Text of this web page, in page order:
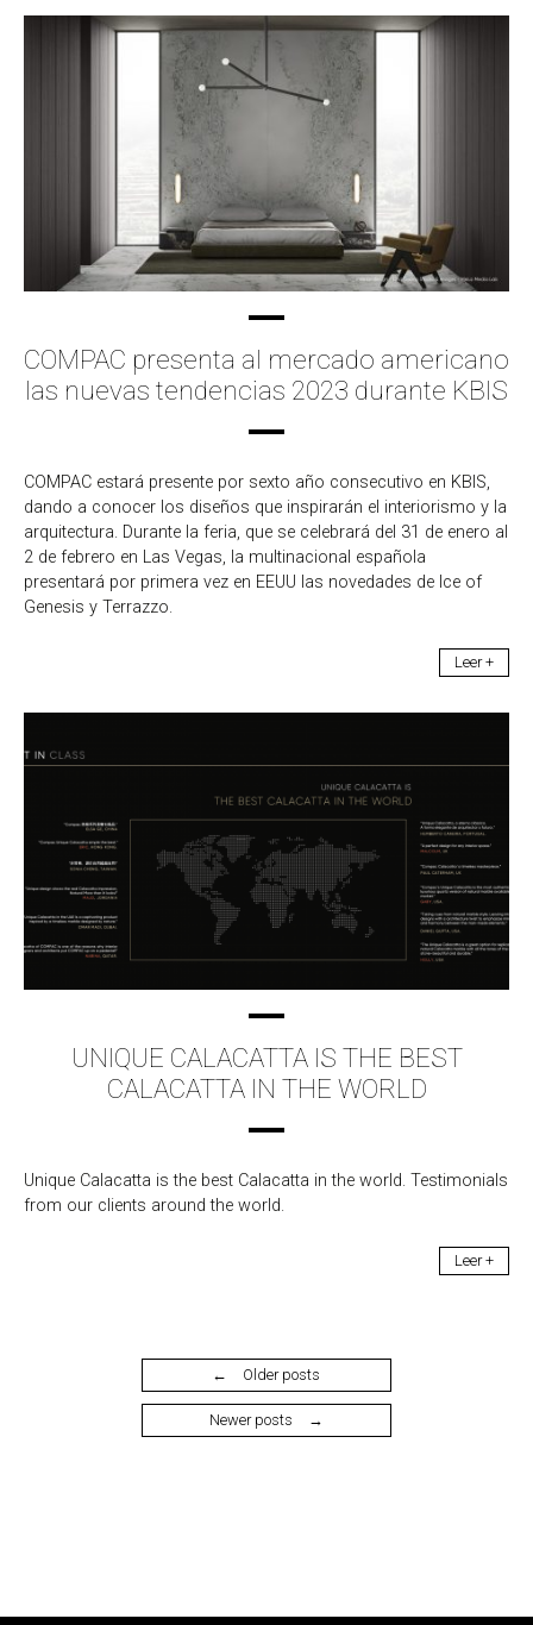
COMPAC presenta al mercado americano
las nuevas tendencias 2023 durante KBIS
COMPAC estará presente por sexto año consecutivo en KBIS,
dando a conocer los diseños que inspirarán el interiorismo y la
arquitectura. Durante la feria, que se celebrará del 31 de enero al
2 de febrero en Las Vegas, la multinacional española
presentará por primera vez en EEUU las novedades de Ice of
Genesis y Terrazzo.
Leer +
UNIQUE CALACATTA IS THE BEST
CALACATTA IN THE WORLD
Unique Calacatta is the best Calacatta in the world. Testimonials
from our clients around the world.
Leer +
navigation
← Older posts
Newer posts →